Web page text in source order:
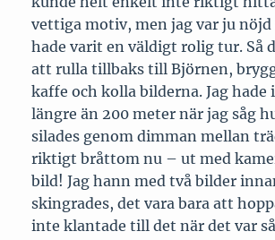
vettiga motiv, men jag var ju nöjd
hade varit en väldigt rolig tur. Så
att rulla tillbaks till Björnen,
kaffe och kolla bilderna. Jag
längre än 200 meter när jag såg
silades genom dimman mellan
riktigt bråttom nu – ut med
bild! Jag hann med två bilder
skingrades, det vara bara att
inte klantade till det när det var